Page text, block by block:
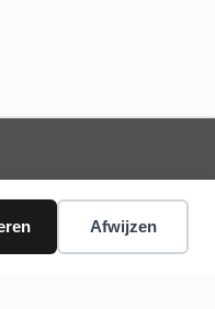
Afwijzen